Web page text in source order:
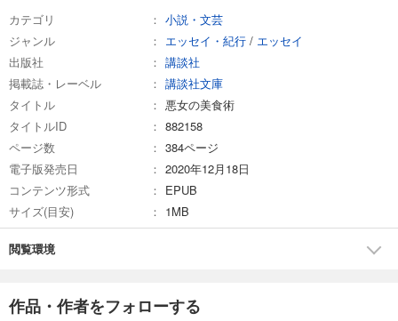
カテゴリ
小説・文芸
ジャンル
エッセイ・紀行 / エッセイ
出版社
講談社
掲載誌・レーベル
講談社文庫
タイトル
悪女の美食術
タイトルID
882158
ページ数
384ページ
電子版発売日
2020年12月18日
コンテンツ形式
EPUB
サイズ(目安)
1MB
閲覧環境
作品・作者をフォローする